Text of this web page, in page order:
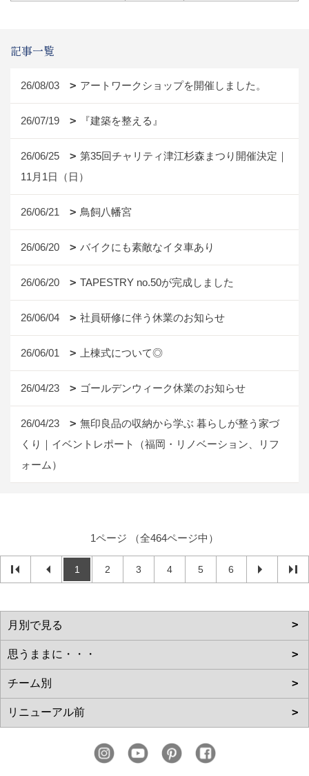
記事一覧
26/08/03 アートワークショップを開催しました。
26/07/19 『建築を整える』
26/06/25
第35回チャリティ津江杉森まつり開催決定｜
11月1日（日）
26/06/21 鳥飼八幡宮
26/06/20 バイクにも素敵なイタ車あり
26/06/20 TAPESTRY no.50が完成しました
26/06/04 社員研修に伴う休業のお知らせ
26/06/01 上棟式について◎
26/04/23 ゴールデンウィーク休業のお知らせ
26/04/23
無印良品の収納から学ぶ 暮らしが整う家づ
くり｜イベントレポート（福岡・リノベーション、リフ
ォーム）
1ページ （全464ページ中）
1 2 3 4 5 6